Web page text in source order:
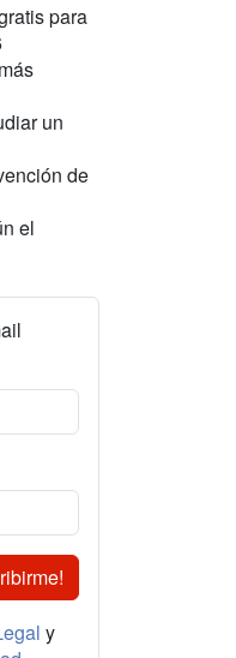
para
un
de
el
y